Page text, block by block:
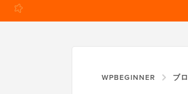
WPBEGINNER ブ